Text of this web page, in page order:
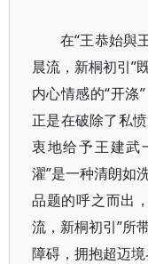
在“王恭始與
晨流，新桐初引”
内心情感的“开涤
正是在破除了私
衷地给予王建武
濯”是一种清朗如
品题的呼之而出
流，新桐初引”所
障碍，拥抱超迈